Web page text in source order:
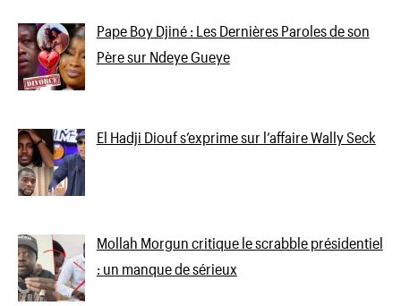
Pape Boy Djiné : Les Dernières Paroles de son
Père sur Ndeye Gueye
El Hadji Diouf s’exprime sur l’affaire Wally Seck
Mollah Morgun critique le scrabble présidentiel
: un manque de sérieux